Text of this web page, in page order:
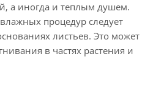
а иногда и теплым душем.
процедур следует
листьев. Это может
в частях растения и